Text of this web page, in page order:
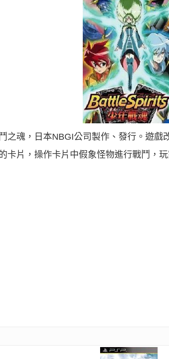
之魂，日本NBGI公司製作、發行。遊
卡片，操作卡片中假象怪物進行戰鬥，